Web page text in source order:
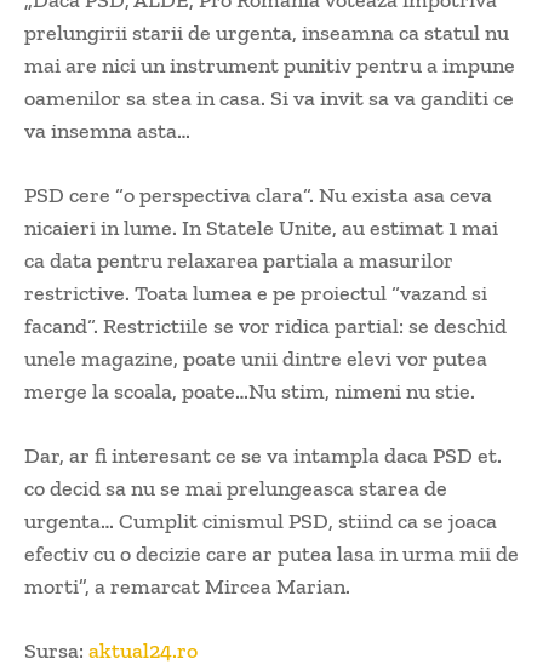
prelungirii starii de urgenta, inseamna ca statul nu
mai are nici un instrument punitiv pentru a impune
oamenilor sa stea in casa. Si va invit sa va ganditi ce
va insemna asta…
PSD cere “o perspectiva clara“. Nu exista asa ceva
nicaieri in lume. In Statele Unite, au estimat 1 mai
ca data pentru relaxarea partiala a masurilor
restrictive. Toata lumea e pe proiectul “vazand si
facand“. Restrictiile se vor ridica partial: se deschid
unele magazine, poate unii dintre elevi vor putea
merge la scoala, poate…Nu stim, nimeni nu stie.
Dar, ar fi interesant ce se va intampla daca PSD et.
co decid sa nu se mai prelungeasca starea de
urgenta… Cumplit cinismul PSD, stiind ca se joaca
efectiv cu o decizie care ar putea lasa in urma mii de
morti”, a remarcat Mircea Marian.
Sursa: aktual24.ro